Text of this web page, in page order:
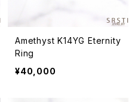
Amethyst K14YG Eternity
Ring
¥40,000